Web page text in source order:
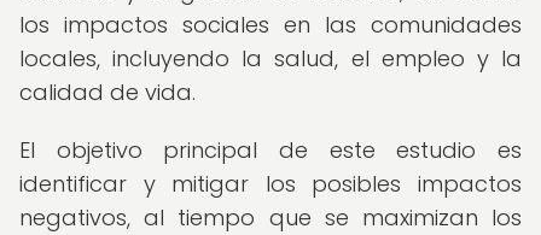
los impactos sociales en las comunidades
locales, incluyendo la salud, el empleo y la
calidad de vida.
El objetivo principal de este estudio es
identificar y mitigar los posibles impactos
negativos, al tiempo que se maximizan los